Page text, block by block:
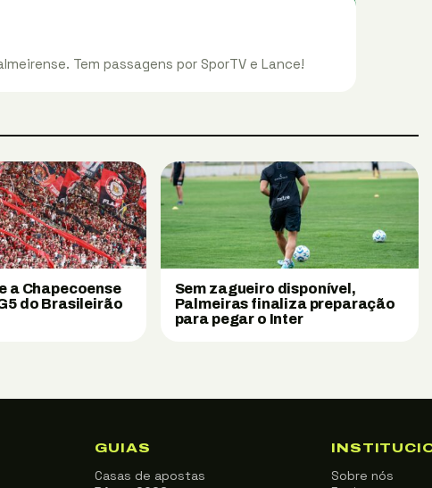
Tem passagens por SporTV e Lance!
a Chapecoense
do Brasileirão
Sem zagueiro disponível,
Palmeiras finaliza preparação
para pegar o Inter
GUIAS
Casas de apostas
Sobre nós